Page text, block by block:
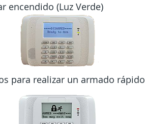
encendido (Luz Verde)
para realizar un armado